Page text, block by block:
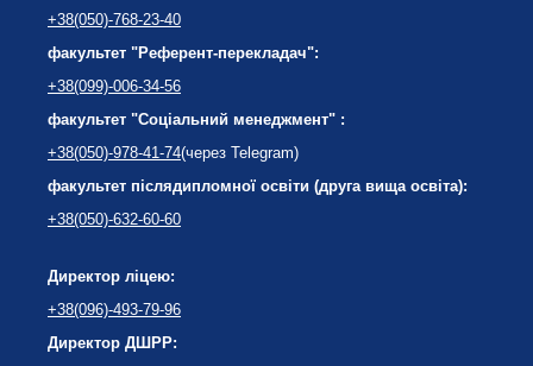
+38(050)-768-23-40
факультет "Референт-перекладач":
+38(099)-006-34-56
факультет "Соціальний менеджмент" :
+38(050)-978-41-74(через Telegram)
факультет післядипломної освіти (друга вища освіта):
+38(050)-632-60-60
Директор ліцею:
+38(096)-493-79-96
Директор ДШРР: